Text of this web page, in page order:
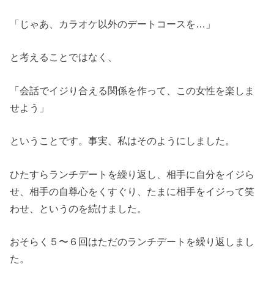
「じゃあ、カラオケ以外のデートコースを…」
と考えることではなく、
「会話でイジり合える関係を作って、この女性を楽しま
せよう」
ということです。事実、私はそのようにしました。
ひたすらランチデートを繰り返し、相手に自分をイジら
せ、相手の自尊心をくすぐり、たまに相手をイジって笑
わせ、というのを続けました。
おそらく５〜６回はただのランチデートを繰り返しまし
た。